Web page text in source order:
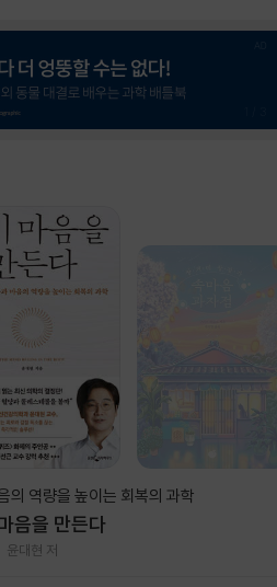
의 역량을 높이는 회복의 과학
음을 만든다
윤대현 저